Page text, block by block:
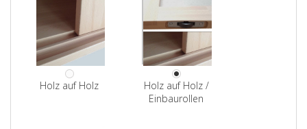
Holz auf Holz
Holz auf Holz /
Einbaurollen